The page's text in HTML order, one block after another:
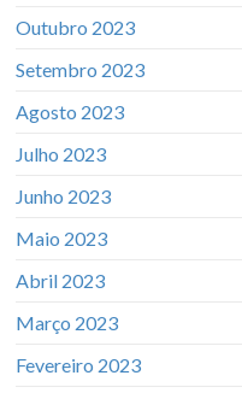
Outubro 2023
Setembro 2023
Agosto 2023
Julho 2023
Junho 2023
Maio 2023
Abril 2023
Março 2023
Fevereiro 2023